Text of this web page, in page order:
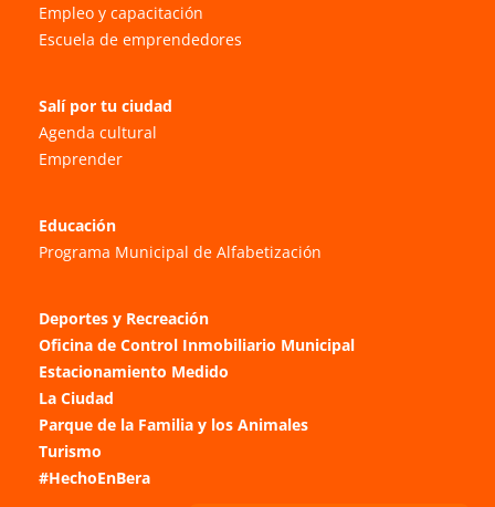
Empleo y capacitación
Escuela de emprendedores
Salí por tu ciudad
Agenda cultural
Emprender
Educación
Programa Municipal de Alfabetización
Deportes y Recreación
Oficina de Control Inmobiliario Municipal
Estacionamiento Medido
La Ciudad
Parque de la Familia y los Animales
Turismo
#HechoEnBera